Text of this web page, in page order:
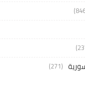
(271)